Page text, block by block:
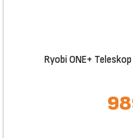
Ryobi ONE+